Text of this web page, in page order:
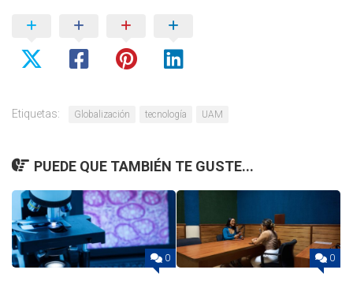
Etiquetas: Globalización tecnología UAM
PUEDE QUE TAMBIÉN TE GUSTE...
0 0